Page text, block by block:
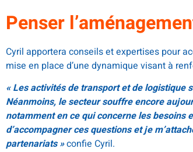
Penser
Cyril apportera conseils et expertises pour
mise en place d’une dynamique visant à
« Les activités de transport et de logistique
Néanmoins, le secteur souffre encore
notamment en ce qui concerne les besoins
d’accompagner ces questions et je
partenariats »confie Cyril.